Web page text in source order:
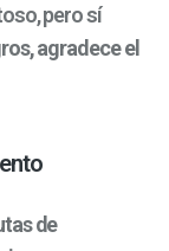
pero sí
agradece el
de